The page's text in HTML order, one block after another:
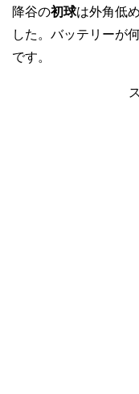
降谷の初球は外角低
した。バッテリーが
です。